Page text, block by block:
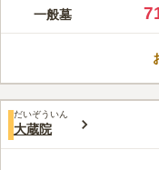
八王子市営 甲の
あり、多くの学
口コミ評価
みんなの評価
30代男性
墓地の近くには
一般墓
だいぞういん
大蔵院